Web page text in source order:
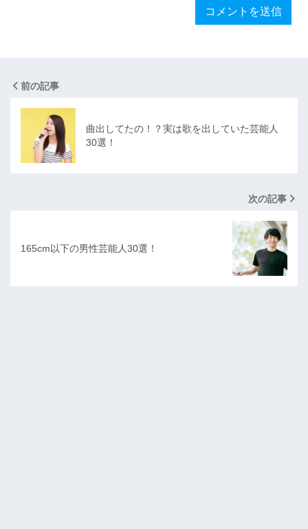
前の記事
曲出してたの！？実は歌を出していた芸能人
30選！
次の記事
165cm以下の男性芸能人30選！